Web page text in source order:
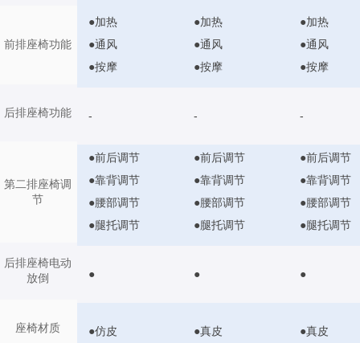
前排座椅功能
后排座椅功能
第二排座椅调
节
后排座椅电动
放倒
座椅材质
●加热
●通风
●按摩
●加热
●通风
●按摩
●加热
●通风
●按摩
- - -
●前后调节
●靠背调节
●腰部调节
●腿托调节
●前后调节
●靠背调节
●腰部调节
●腿托调节
●前后调节
●靠背调节
●腰部调节
●腿托调节
● ● ●
●仿皮 ●真皮 ●真皮